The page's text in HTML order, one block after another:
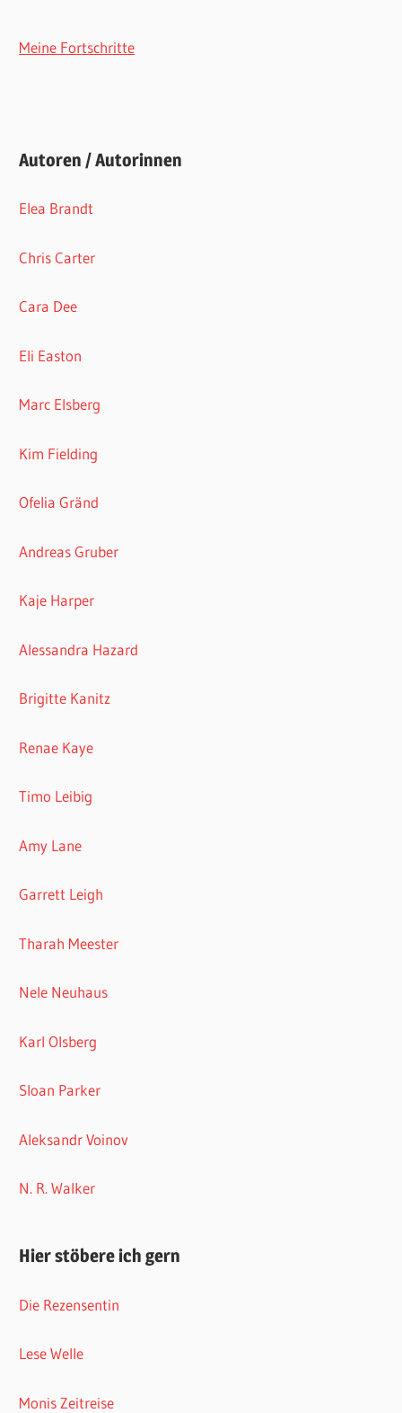
Meine Fortschritte
Autoren / Autorinnen
Elea Brandt
Chris Carter
Cara Dee
Eli Easton
Marc Elsberg
Kim Fielding
Ofelia Gränd
Andreas Gruber
Kaje Harper
Alessandra Hazard
Brigitte Kanitz
Renae Kaye
Timo Leibig
Amy Lane
Garrett Leigh
Tharah Meester
Nele Neuhaus
Karl Olsberg
Sloan Parker
Aleksandr Voinov
N. R. Walker
Hier stöbere ich gern
Die Rezensentin
Lese Welle
Monis Zeitreise